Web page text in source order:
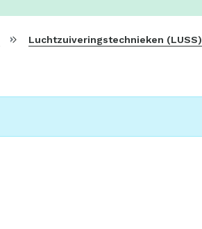
Luchtzuiveringstechnieken (LUSS)